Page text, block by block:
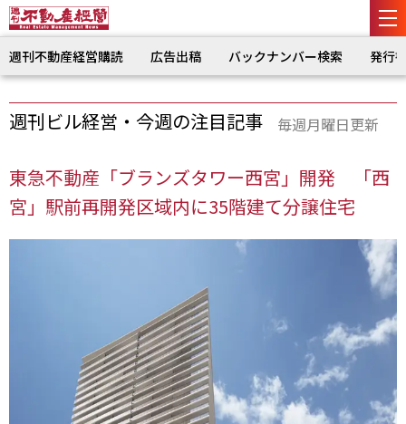
週刊不動産経営購読 広告出稿 バックナンバー検索 発行
週刊ビル経営・今週の注目記事 毎週月曜日更新
東急不動産「ブランズタワー西宮」開発 「西
宮」駅前再開発区域内に35階建て分譲住宅